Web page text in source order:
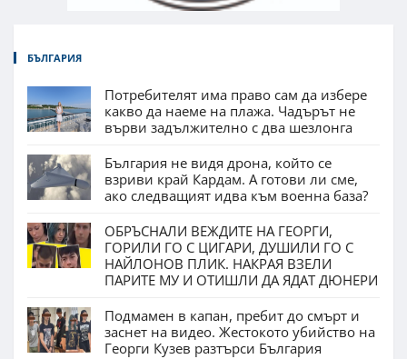
БЪЛГАРИЯ
Потребителят има право сам да избере
какво да наеме на плажа. Чадърът не
върви задължително с два шезлонга
България не видя дрона, който се
взриви край Кардам. А готови ли сме,
ако следващият идва към военна база?
ОБРЪСНАЛИ ВЕЖДИТЕ НА ГЕОРГИ,
ГОРИЛИ ГО С ЦИГАРИ, ДУШИЛИ ГО С
НАЙЛОНОВ ПЛИК. НАКРАЯ ВЗЕЛИ
ПАРИТЕ МУ И ОТИШЛИ ДА ЯДАТ ДЮНЕРИ
Подмамен в капан, пребит до смърт и
заснет на видео. Жестокото убийство на
Георги Кузев разтърси България